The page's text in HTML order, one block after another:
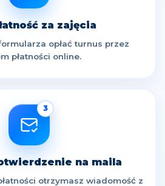
za zajęcia
opłać turnus przez
płatności online.
3
na maila
otrzymasz wiadomość z